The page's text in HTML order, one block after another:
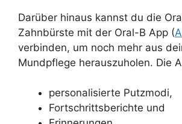
Darüber hinaus kannst du die
Zahnbürste mit der Oral-B App (
verbinden, um noch mehr aus
Mundpflege herauszuholen. Die
personalisierte Putzmodi,
Fortschrittsberichte und